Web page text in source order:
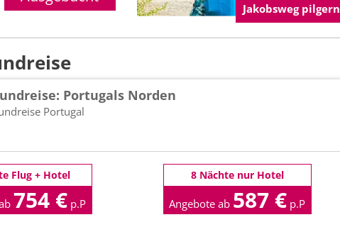
Jakobsweg pilgern
Portugals Norden
Portugal
Flug + Hotel
754 € p.P
8 Nächte nur Hotel
Angebote ab 587 € p.P